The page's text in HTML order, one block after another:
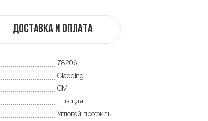
Доставка и оплата
78206
Cladding
CM
Швеция
Угловой профиль